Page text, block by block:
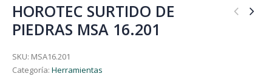
HOROTEC SURTIDO DE
PIEDRAS MSA 16.201
SKU: MSA16.201
Categoría: Herramientas